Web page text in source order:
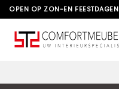
Skip
to
content
OPEN OP ZON-EN FEESTDAGEN